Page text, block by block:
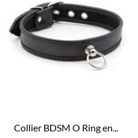
Collier BDSM O Ring en...